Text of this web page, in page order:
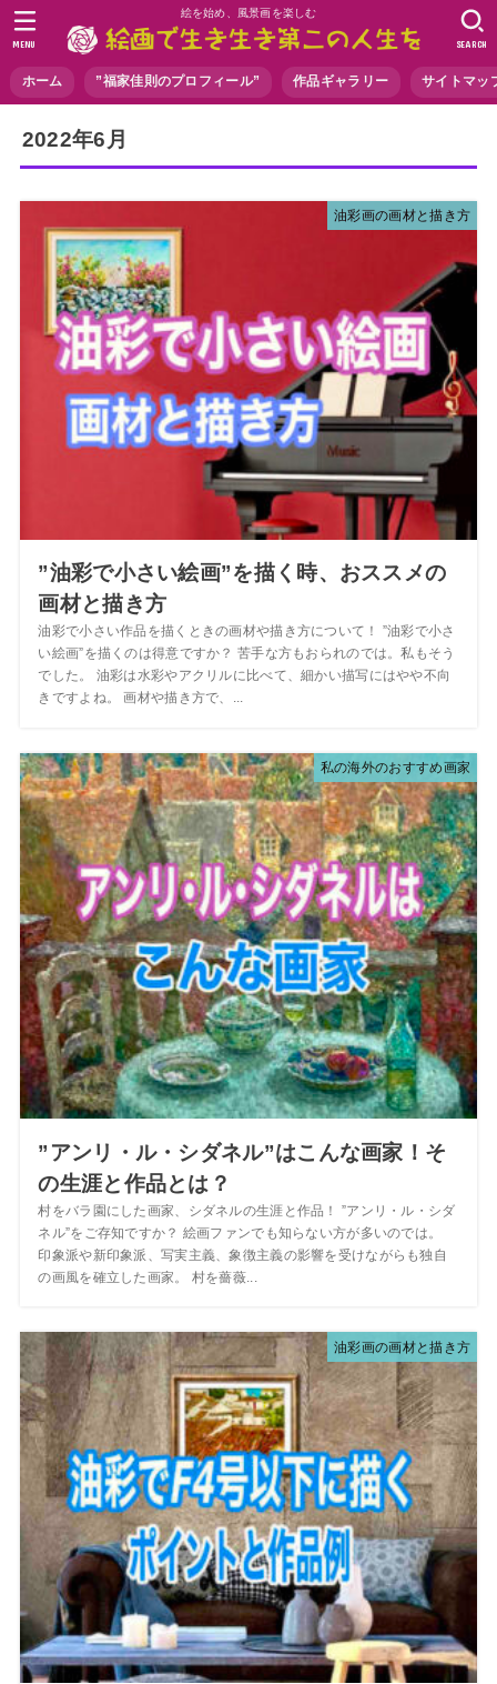
絵を始め、風景画を楽しむ
ホーム ”福家佳則のプロフィール” 作品ギャラリー サイトマッ
SEARCH
MENU
2022年6月
油彩画の画材と描き方
”油彩で小さい絵画”を描く時、おススメの
画材と描き方
油彩で小さい作品を描くときの画材や描き方について！ ”油彩で小さ
い絵画”を描くのは得意ですか？ 苦手な方もおられのでは。私もそう
でした。 油彩は水彩やアクリルに比べて、細かい描写にはやや不向
きですよね。 画材や描き方で、...
私の海外のおすすめ画家
”アンリ・ル・シダネル”はこんな画家！そ
の生涯と作品とは？
村をバラ園にした画家、シダネルの生涯と作品！ ”アンリ・ル・シダ
ネル”をご存知ですか？ 絵画ファンでも知らない方が多いのでは。
印象派や新印象派、写実主義、象徴主義の影響を受けながらも独自
の画風を確立した画家。 村を薔薇...
油彩画の画材と描き方